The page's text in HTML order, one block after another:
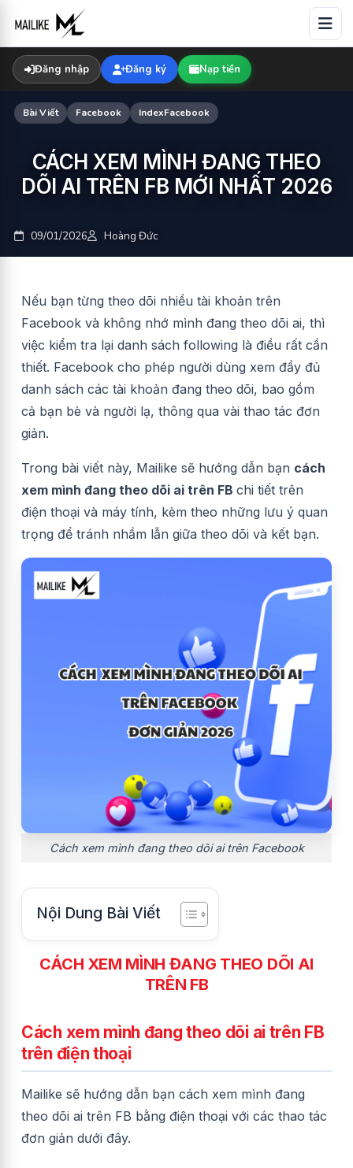
content
Đăng nhập Đăng ký Nạp tiền
Bài Viết Facebook IndexFacebook
CÁCH XEM MÌNH ĐANG THEO
DÕI AI TRÊN FB MỚI NHẤT 2026
09/01/2026 Hoàng Đức
Nếu bạn từng theo dõi nhiều tài khoản trên
Facebook và không nhớ mình đang theo dõi ai, thì
việc kiểm tra lại danh sách following là điều rất cần
thiết. Facebook cho phép người dùng xem đầy đủ
danh sách các tài khoản đang theo dõi, bao gồm
cả bạn bè và người lạ, thông qua vài thao tác đơn
giản.
Trong bài viết này, Mailike sẽ hướng dẫn bạn cách
xem mình đang theo dõi ai trên FB chi tiết trên
điện thoại và máy tính, kèm theo những lưu ý quan
trọng để tránh nhầm lẫn giữa theo dõi và kết bạn.
Cách xem mình đang theo dõi ai trên Facebook
Nội Dung Bài Viết
CÁCH XEM MÌNH ĐANG THEO DÕI AI
TRÊN FB
Cách xem mình đang theo dõi ai trên FB
trên điện thoại
Mailike sẽ hướng dẫn bạn cách xem mình đang
theo dõi ai trên FB bằng điện thoại với các thao tác
đơn giản dưới đây.